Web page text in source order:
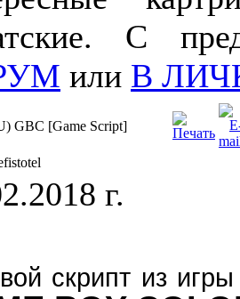
С
или В
GBC [Game Script]
г.
скрипт из